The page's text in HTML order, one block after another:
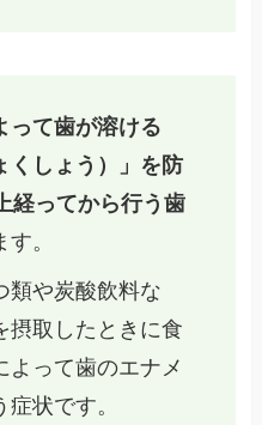
って歯が溶ける
くしょう）」を防
経ってから行う歯
。
類や炭酸飲料な
摂取したときに食
よって歯のエナメ
状です。